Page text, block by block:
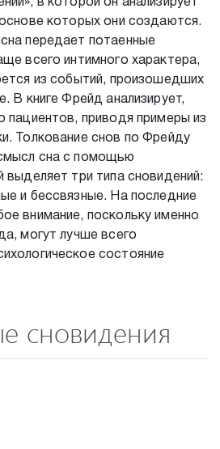
в которой он анализирует
которых они создаются.
передает потаенные
всего интимного характера,
из событий, произошедших
В книге Фрейд анализирует,
пациентов, приводя примеры из
Толкование снов по Фрейду
сна с помощью
выделяет три типа сновидений:
и бессвязные. На последние
внимание, поскольку именно
могут лучше всего
состояние
сновидения